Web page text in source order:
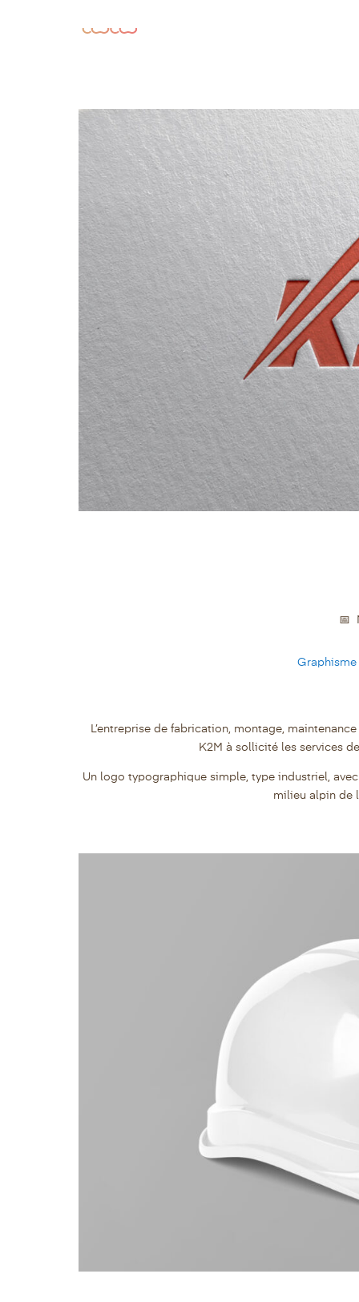
📅
Graphisme
L’entreprise de fabrication, montage,
K2M à sollicité les services
Un logo typographique simple, type industriel,
milieu alpin de